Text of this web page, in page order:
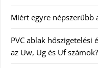
Miért egyre népszerűbb
PVC ablak
az Uw, Ug és Uf számok?